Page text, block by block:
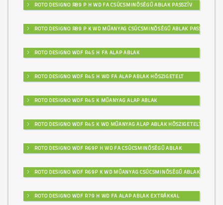
ROTO DESIGNO R89 P H WD FA CSÚCSMINŐSÉGŰ ABLAK PASSZÍV
ROTO DESIGNO R89 P K WD MŰANYAG CSÚCSMINŐSÉGŰ ABLAK PASSZÍV
ROTO DESIGNO WDF R45 H FA ALAP ABLAK
ROTO DESIGNO WDF R45 H WD FA ALAP ABLAK HŐSZIGETELT
ROTO DESIGNO WDF R45 K MŰANYAG ALAP ABLAK
ROTO DESIGNO WDF R45 K WD MŰANYAG ALAP ABLAK HŐSZIGETELT
ROTO DESIGNO WDF R69P H WD FA CSÚCSMINŐSÉGŰ ABLAK
ROTO DESIGNO WDF R69P K WD MŰANYAG CSÚCSMINŐSÉGŰ ABLAK
ROTO DESIGNO WDF R79 H WD FA ALAP ABLAK EXTRÁKKAL